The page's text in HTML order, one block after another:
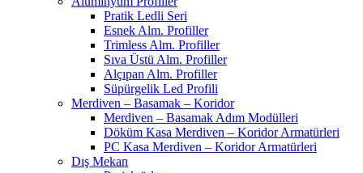
Pratik Ledli Seri
Esnek Alm. Profiller
Trimless Alm. Profiller
Sıva Üstü Alm. Profiller
Alçıpan Alm. Profiller
Süpürgelik Led Profili
Merdiven – Basamak – Koridor
Merdiven – Basamak Adım Modülleri
Döküm Kasa Merdiven – Koridor Armatürleri
PC Kasa Merdiven – Koridor Armatürleri
Dış Mekan